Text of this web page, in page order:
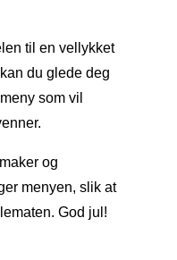
til en vellykket
du glede deg
som vil
og
menyen, slik at
God jul!